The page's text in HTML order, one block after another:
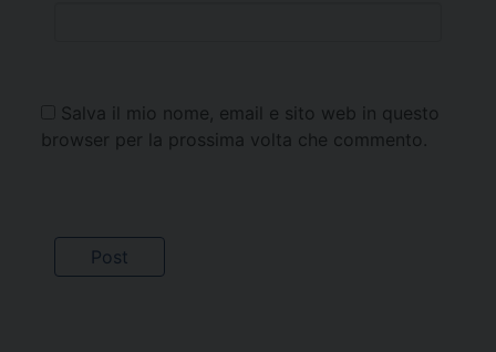
Salva il mio nome, email e sito web in questo
browser per la prossima volta che commento.